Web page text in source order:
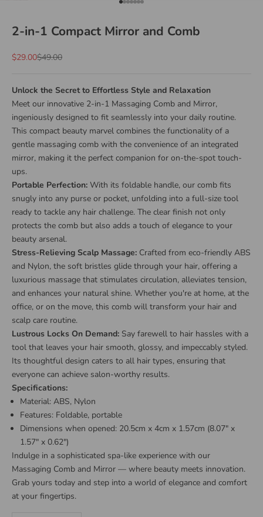
Go to item 1
Go to item 2
Go to item 3
Go to item 4
Go to item 5
Go to item 6
Go to item 7
2-in-1 Compact Mirror and Comb
Sale price
$29.00Regular price
$49.00
Unlock the Secret to Effortless Style and Relaxation
Meet our innovative 2-in-1 Massaging Comb and Mirror,
ingeniously designed to fit seamlessly into your daily routine.
This compact beauty marvel combines the functionality of a
gentle massaging comb with the convenience of an integrated
mirror, making it the perfect companion for on-the-spot touch-
ups.
Portable Perfection: With its foldable handle, our comb fits
snugly into any purse or pocket, unfolding into a full-size tool
ready to tackle any hair challenge. The clear finish not only
protects the comb but also adds a touch of elegance to your
beauty arsenal.
Stress-Relieving Scalp Massage: Crafted from eco-friendly ABS
and Nylon, the soft bristles glide through your hair, offering a
luxurious massage that stimulates circulation, alleviates tension,
and enhances your natural shine. Whether you're at home, at the
office, or on the move, this comb will transform your hair and
scalp care routine.
Lustrous Locks On Demand: Say farewell to hair hassles with a
tool that leaves your hair smooth, glossy, and impeccably styled.
Its thoughtful design caters to all hair types, ensuring that
everyone can achieve salon-worthy results.
Specifications:
Material: ABS, Nylon
Features: Foldable, portable
Dimensions when opened: 20.5cm x 4cm x 1.57cm (8.07" x
1.57" x 0.62")
Indulge in a sophisticated spa-like experience with our
Massaging Comb and Mirror — where beauty meets innovation.
Grab yours today and step into a world of elegance and comfort
at your fingertips.